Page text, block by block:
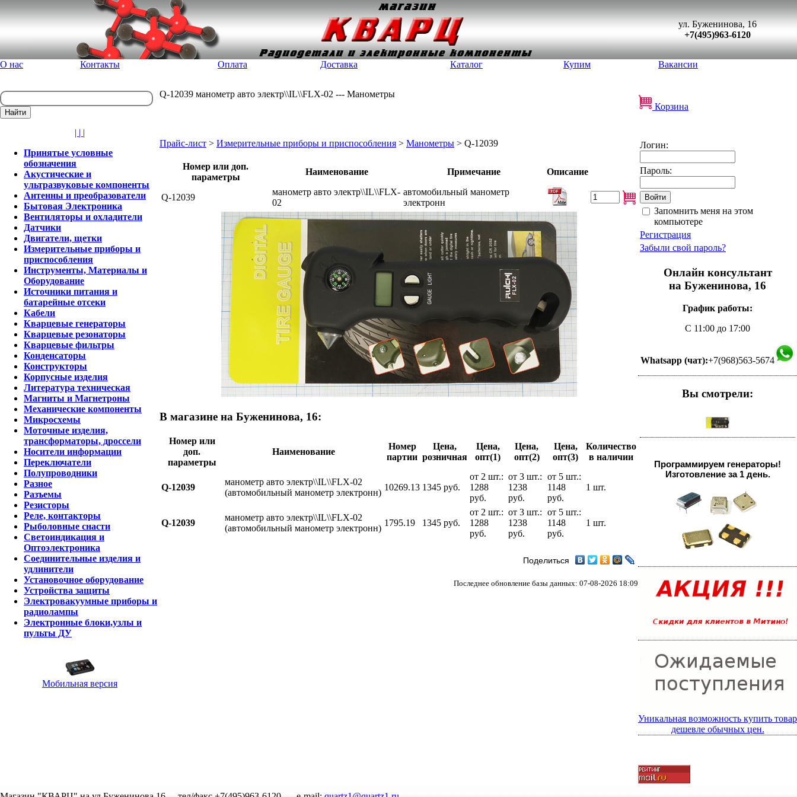
ул. Буженинова, 16
+7(495)963-6120
О нас Контакты Оплата Доставка Каталог Купим Вакансии
Q-12039 манометр авто электр\\IL\\FLX-02 --- Манометры
Корзина
| | |
Принятые условные
обозначения
Акустические и
ультразвуковые компоненты
Антенны и преобразователи
Бытовая Электроника
Вентиляторы и охладители
Датчики
Двигатели, щетки
Измерительные приборы и
приспособления
Инструменты, Материалы и
Оборудование
Источники питания и
батарейные отсеки
Кабели
Кварцевые генераторы
Кварцевые резонаторы
Кварцевые фильтры
Конденсаторы
Конструкторы
Корпусные изделия
Литература техническая
Магниты и Магнетроны
Механические компоненты
Микросхемы
Моточные изделия,
трансформаторы, дроссели
Носители информации
Переключатели
Полупроводники
Разное
Разъемы
Резисторы
Реле, контакторы
Рыболовные снасти
Светоиндикация и
Оптоэлектроника
Соединительные изделия и
удлинители
Установочное оборудование
Устройства защиты
Электровакуумные приборы и
радиолампы
Электронные блоки,узлы и
пульты ДУ
Мобильная версия
Прайс-лист > Измерительные приборы и приспособления > Манометры > Q-12039
Номер или доп.
параметры
Наименование Примечание Описание
Q-12039
манометр авто электр\\IL\\FLX-
02
автомобильный манометр
электронн
В магазине на Буженинова, 16:
Номер или
доп.
параметры
Наименование
Номер
партии
Цена,
розничная
Цена,
опт(1)
Цена,
опт(2)
Цена,
опт(3)
Количество
в наличии
Q-12039
манометр авто электр\\IL\\FLX-02
(автомобильный манометр электронн)
10269.13 1345 руб.
от 2 шт.:
1288
руб.
от 3 шт.:
1238
руб.
от 5 шт.:
1148
руб.
1 шт.
Q-12039
манометр авто электр\\IL\\FLX-02
(автомобильный манометр электронн)
1795.19 1345 руб.
от 2 шт.:
1288
руб.
от 3 шт.:
1238
руб.
от 5 шт.:
1148
руб.
1 шт.
Поделиться
Последнее обновление базы данных: 07-08-2026 18:09
Логин:
Пароль:
Запомнить меня на этом
компьютере
Регистрация
Забыли свой пароль?
Онлайн консультант
на Буженинова, 16
График работы:
С 11:00 до 17:00
Whatsapp (чат):+7(968)563-5674
Вы смотрели:
Программируем генераторы!
Изготовление за 1 день.
Уникальная возможность купить товар
дешевле обычных цен.